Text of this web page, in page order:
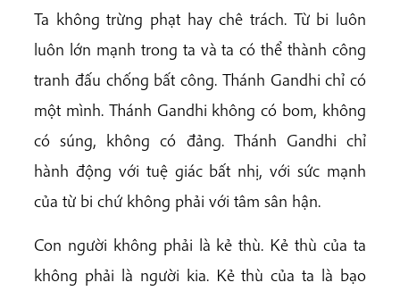
Ta không trừng phạt hay chê trách. Từ bi luôn
luôn lớn mạnh trong ta và ta có thể thành công
tranh đấu chống bất công. Thánh Gandhi chỉ có
một mình. Thánh Gandhi không có bom, không
có súng, không có đảng. Thánh Gandhi chỉ
hành động với tuệ giác bất nhị, với sức mạnh
của từ bi chứ không phải với tâm sân hận.
Con người không phải là kẻ thù. Kẻ thù của ta
không phải là người kia. Kẻ thù của ta là bạo